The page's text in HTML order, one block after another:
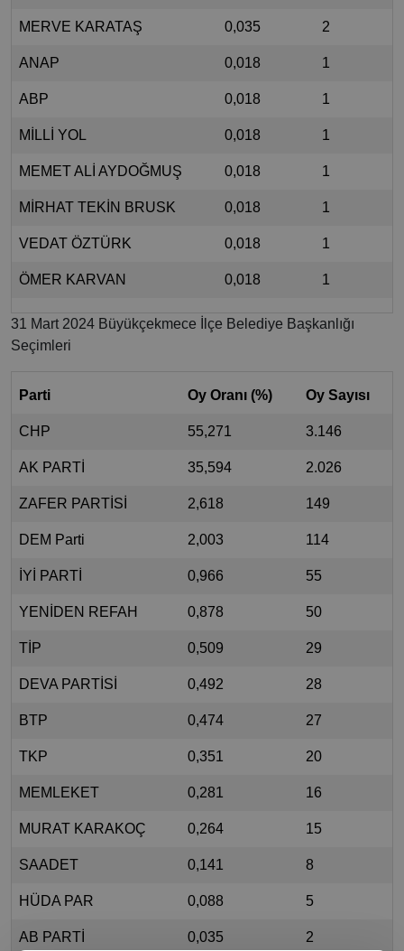
MERVE KARATAŞ 0,035 2
ANAP 0,018 1
ABP 0,018 1
MİLLİ YOL 0,018 1
MEMET ALİ AYDOĞMUŞ 0,018 1
MİRHAT TEKİN BRUSK 0,018 1
VEDAT ÖZTÜRK 0,018 1
ÖMER KARVAN 0,018 1
31 Mart 2024 Büyükçekmece İlçe Belediye Başkanlığı
Seçimleri
Parti Oy Oranı (%) Oy Sayısı
CHP 55,271 3.146
AK PARTİ 35,594 2.026
ZAFER PARTİSİ 2,618 149
DEM Parti 2,003 114
İYİ PARTİ 0,966 55
YENİDEN REFAH 0,878 50
TİP 0,509 29
DEVA PARTİSİ 0,492 28
BTP 0,474 27
TKP 0,351 20
MEMLEKET 0,281 16
MURAT KARAKOÇ 0,264 15
SAADET 0,141 8
HÜDA PAR 0,088 5
AB PARTİ 0,035 2